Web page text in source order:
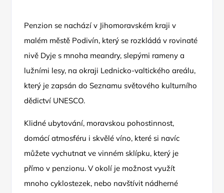
Penzion se nachází v Jihomoravském kraji v
malém městě Podivín, který se rozkládá v rovinaté
nivě Dyje s mnoha meandry, slepými rameny a
lužními lesy, na okraji Lednicko-valtického areálu,
který je zapsán do Seznamu světového kulturního
dědictví UNESCO.
Klidné ubytování, moravskou pohostinnost,
domácí atmosféru i skvělé víno, které si navíc
můžete vychutnat ve vinném sklípku, který je
přímo v penzionu. V okolí je možnost využít
mnoho cyklostezek, nebo navštívit nádherné